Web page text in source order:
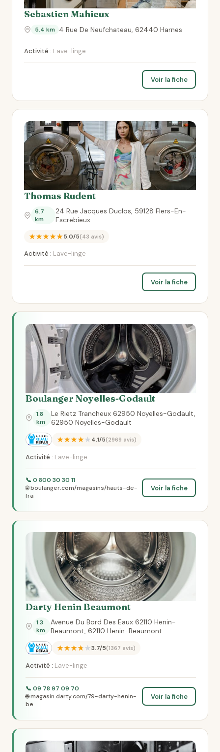
Sebastien Mahieux
5.4 km 4 Rue De Neufchateau, 62440 Harnes
Activité : Lave-linge
Voir la fiche
Thomas Rudent
6.7
km
24 Rue Jacques Duclos, 59128 Flers-En-
Escrebieux
★★★★★5.0/5(43 avis)
Activité : Lave-linge
Voir la fiche
Boulanger Noyelles-Godault
1.8
km
Le Rietz Trancheux 62950 Noyelles-Godault,
62950 Noyelles-Godault
★★★★★4.1/5(2969 avis)
Activité : Lave-linge
📞 0 800 30 30 11
🌐 boulanger.com/magasins/hauts-de-
fra
Voir la fiche
Darty Henin Beaumont
1.3
km
Avenue Du Bord Des Eaux 62110 Henin-
Beaumont, 62110 Henin-Beaumont
★★★★★3.7/5(1367 avis)
Activité : Lave-linge
📞 09 78 97 09 70
🌐 magasin.darty.com/79-darty-henin-
be
Voir la fiche